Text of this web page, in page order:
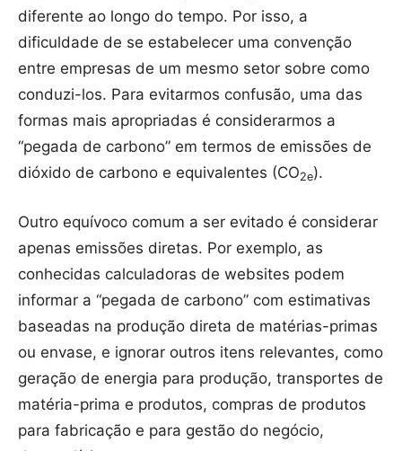
diferente ao longo do tempo. Por isso, a
dificuldade de se estabelecer uma convenção
entre empresas de um mesmo setor sobre como
conduzi-los. Para evitarmos confusão, uma das
formas mais apropriadas é considerarmos a
“pegada de carbono” em termos de emissões de
dióxido de carbono e equivalentes (CO2e).
Outro equívoco comum a ser evitado é considerar
apenas emissões diretas. Por exemplo, as
conhecidas calculadoras de websites podem
informar a “pegada de carbono” com estimativas
baseadas na produção direta de matérias-primas
ou envase, e ignorar outros itens relevantes, como
geração de energia para produção, transportes de
matéria-prima e produtos, compras de produtos
para fabricação e para gestão do negócio,